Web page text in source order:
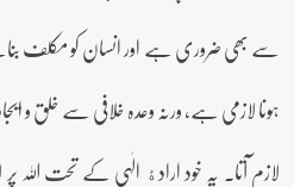
سے بھی ضروری ہے اور انسان کو مکلف
ہونا لازمی ہے، ورنہ وعدہ خلافی سے خلق و
لازم آتا۔ یہ خود ارادﮤ الٰہی کے تحت اللہ